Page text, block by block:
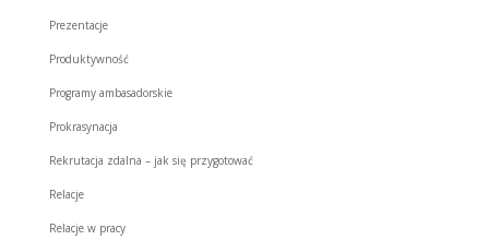
Prezentacje
Produktywność
Programy ambasadorskie
Prokrasynacja
Rekrutacja zdalna – jak się przygotować
Relacje
Relacje w pracy